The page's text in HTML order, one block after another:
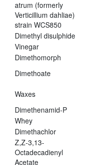
atrum (formerly
Verticillium dahliae)
strain WCS850
Dimethyl disulphide
Vinegar
Dimethomorph
Dimethoate
Waxes
Dimethenamid-P
Whey
Dimethachlor
Z,Z-3,13-
Octadecadienyl
Acetate